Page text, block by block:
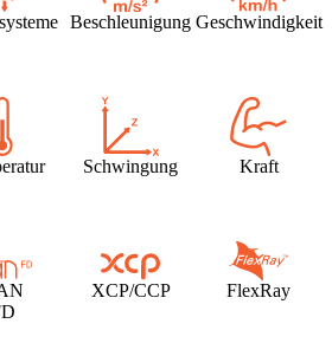
Beschleunigung Geschwindigkeit
Schwingung Kraft
XCP/CCP FlexRay